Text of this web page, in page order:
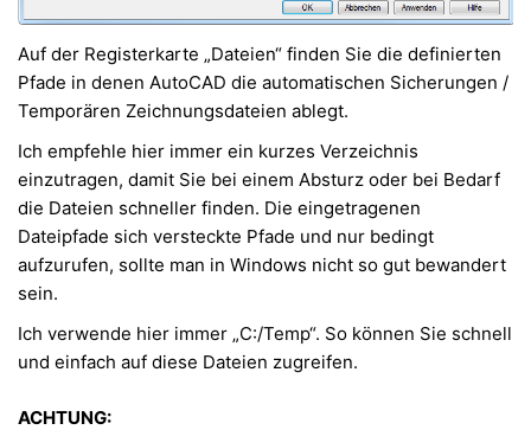
Auf der Registerkarte „Dateien“ finden Sie die definierten
Pfade in denen AutoCAD die automatischen Sicherungen /
Temporären Zeichnungsdateien ablegt.
Ich empfehle hier immer ein kurzes Verzeichnis
einzutragen, damit Sie bei einem Absturz oder bei Bedarf
die Dateien schneller finden. Die eingetragenen
Dateipfade sich versteckte Pfade und nur bedingt
aufzurufen, sollte man in Windows nicht so gut bewandert
sein.
Ich verwende hier immer „C:/Temp“. So können Sie schnell
und einfach auf diese Dateien zugreifen.
ACHTUNG: